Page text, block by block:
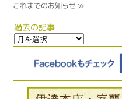
これまでのお知らせ ≫
過去の記事